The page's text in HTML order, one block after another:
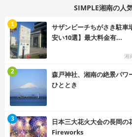
SIMPLE湘南の人
サザンビーチちがさき駐車
安い10選】最大料金有...
湘
1
森戸神社、湘南の絶景パワ
ひととき
2
日本三大花火大会の長岡の
Fireworks
3